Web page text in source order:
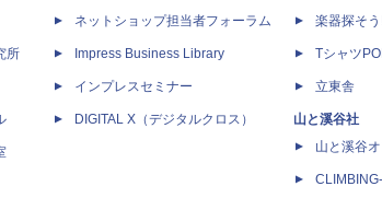
所
ネットショップ担当者フォーラム
Impress Business Library
インプレスセミナー
DIGITAL X（デジタルクロス）
楽器探そ
Tシャツ
立東舎
山と溪谷社
山と溪谷